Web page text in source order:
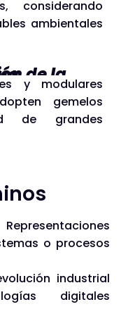
considerando
ambientales
y modulares
gemelos
de grandes
o procesos
industrial
digitales